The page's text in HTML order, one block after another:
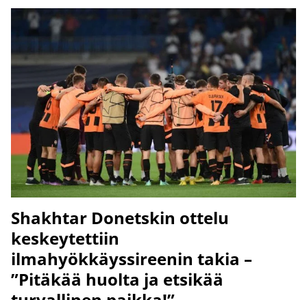
Shakhtar Donetskin ottelu
keskeytettiin
ilmahyökkäyssireenin takia –
”Pitäkää huolta ja etsikää